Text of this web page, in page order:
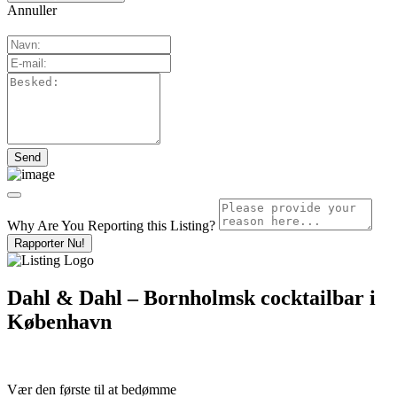
Annuller
Why Are You Reporting this Listing?
Rapporter Nu!
Dahl & Dahl – Bornholmsk cocktailbar i
København
Vær den første til at bedømme